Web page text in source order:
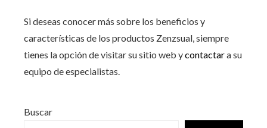
Si deseas conocer más sobre los beneficios y
características de los productos Zenzsual, siempre
tienes la opción de visitar su sitio web ycontactara su
equipo de especialistas.
Buscar